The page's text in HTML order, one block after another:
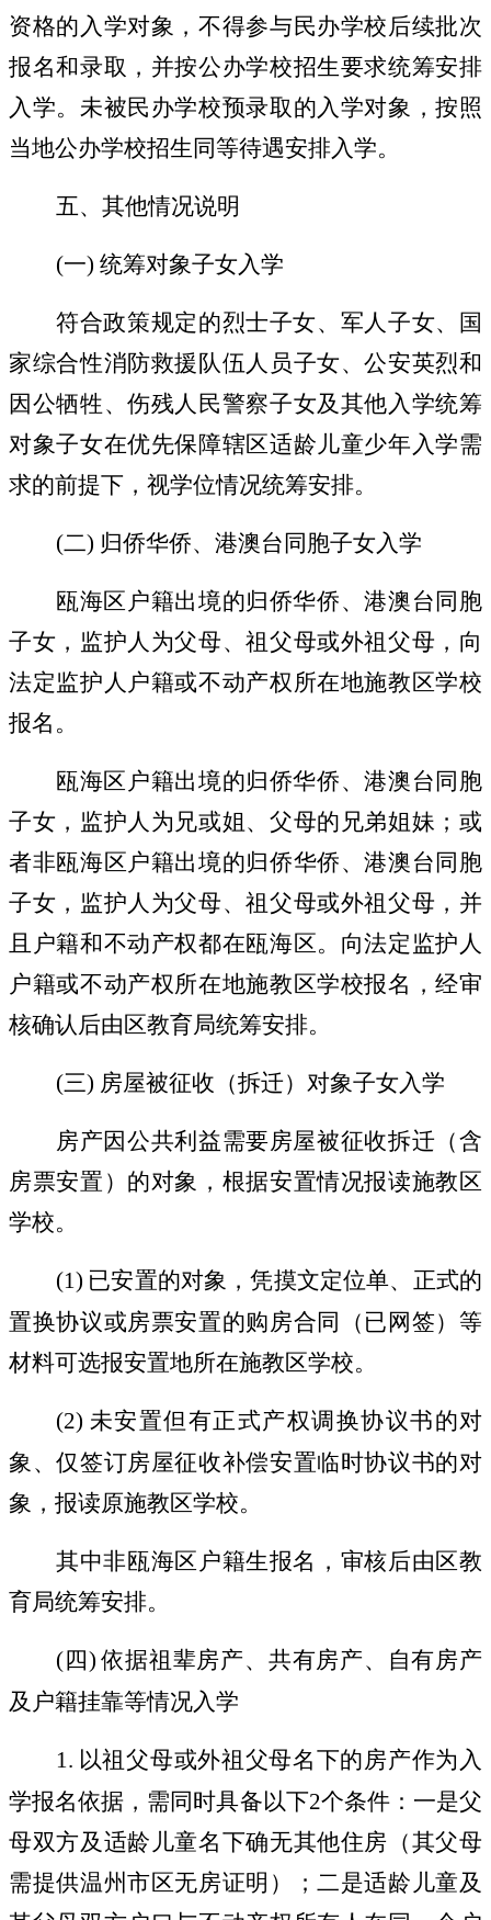
资格的入学对象，不得参与民办学校后续批次
报名和录取，并按公办学校招生要求统筹安排
入学。未被民办学校预录取的入学对象，按照
当地公办学校招生同等待遇安排入学。
五、其他情况说明
(一) 统筹对象子女入学
符合政策规定的烈士子女、军人子女、国
家综合性消防救援队伍人员子女、公安英烈和
因公牺牲、伤残人民警察子女及其他入学统筹
对象子女在优先保障辖区适龄儿童少年入学需
求的前提下，视学位情况统筹安排。
(二) 归侨华侨、港澳台同胞子女入学
瓯海区户籍出境的归侨华侨、港澳台同胞
子女，监护人为父母、祖父母或外祖父母，向
法定监护人户籍或不动产权所在地施教区学校
报名。
瓯海区户籍出境的归侨华侨、港澳台同胞
子女，监护人为兄或姐、父母的兄弟姐妹；或
者非瓯海区户籍出境的归侨华侨、港澳台同胞
子女，监护人为父母、祖父母或外祖父母，并
且户籍和不动产权都在瓯海区。向法定监护人
户籍或不动产权所在地施教区学校报名，经审
核确认后由区教育局统筹安排。
(三) 房屋被征收（拆迁）对象子女入学
房产因公共利益需要房屋被征收拆迁（含
房票安置）的对象，根据安置情况报读施教区
学校。
(1) 已安置的对象，凭摸文定位单、正式的
置换协议或房票安置的购房合同（已网签）等
材料可选报安置地所在施教区学校。
(2) 未安置但有正式产权调换协议书的对
象、仅签订房屋征收补偿安置临时协议书的对
象，报读原施教区学校。
其中非瓯海区户籍生报名，审核后由区教
育局统筹安排。
(四) 依据祖辈房产、共有房产、自有房产
及户籍挂靠等情况入学
1. 以祖父母或外祖父母名下的房产作为入
学报名依据，需同时具备以下2个条件：一是父
母双方及适龄儿童名下确无其他住房（其父母
需提供温州市区无房证明）；二是适龄儿童及